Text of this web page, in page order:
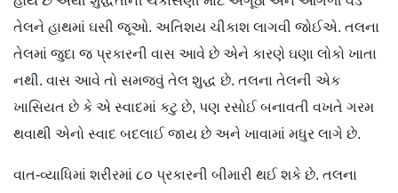
તેલને હાથમાં ઘસી જૂઓ. અતિશય ચીકાશ લાગવી જોઈએ. તલના
તેલમાં જુદા જ પ્રકારની વાસ આવે છે એને કારણે ઘણા લોકો ખાતા
નથી. વાસ આવે તો સમજવું તેલ શુદ્ધ છે. તલના તેલની એક
ખાસિયત છે કે એ સ્વાદમાં કટુ છે, પણ રસોઈ બનાવતી વખતે ગરમ
થવાથી એનો સ્વાદ બદલાઈ જાય છે અને ખાવામાં મધુર લાગે છે.
વાત-વ્યાધિમાં શરીરમાં ૮૦ પ્રકારની બીમારી થઈ શકે છે. તલના